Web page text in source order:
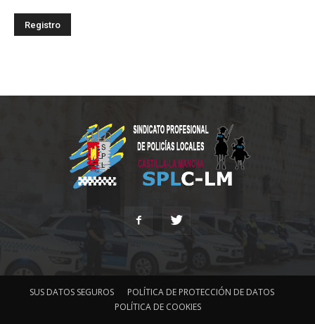
SUS DATOS SEGUROS
POLÍTICA DE PROTECCIÓN DE DATOS
POLÍTICA DE COOKIES